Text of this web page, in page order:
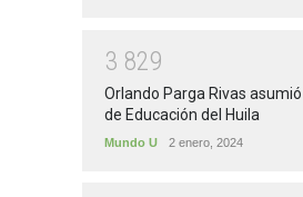
3 829
Orlando Parga Rivas
de Educación del Huila
Mundo U 2 enero, 2024